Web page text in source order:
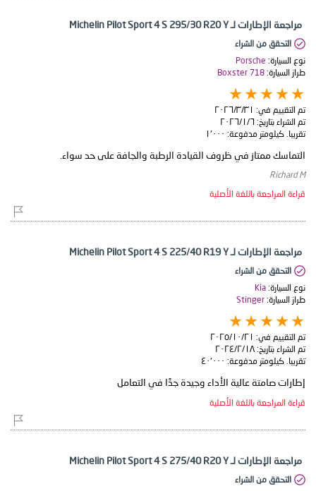
مراجعة الإطارات لـ Michelin Pilot Sport 4 S 295/30 R20 Y
التحقق من الشراء
نوع السيارة: Porsche
طراز السيارة: Boxster 718
تم التقييم في: ٣١‏/٣‏/٢٠٢٦
تم الشراء بتاريخ: ٦‏/١‏/٢٠٢٦
تقريبا. كيلومتر مدفوعة: ١٬٠٠٠
التماسك ممتاز في ظروف القيادة الرطبة والجافة على حد سواء.
Richard M
قراءة المراجعة باللغة الأصلية
مراجعة الإطارات لـ Michelin Pilot Sport 4 S 225/40 R19 Y
التحقق من الشراء
نوع السيارة: Kia
طراز السيارة: Stinger
تم التقييم في: ٢١‏/١٠‏/٢٠٢٥
تم الشراء بتاريخ: ١٨‏/٢‏/٢٠٢٤
تقريبا. كيلومتر مدفوعة: ٤٠٬٠٠٠
إطارات صامتة عالية الأداء وجيدة جدًا في التعامل
قراءة المراجعة باللغة الأصلية
مراجعة الإطارات لـ Michelin Pilot Sport 4 S 275/40 R20 Y
التحقق من الشراء